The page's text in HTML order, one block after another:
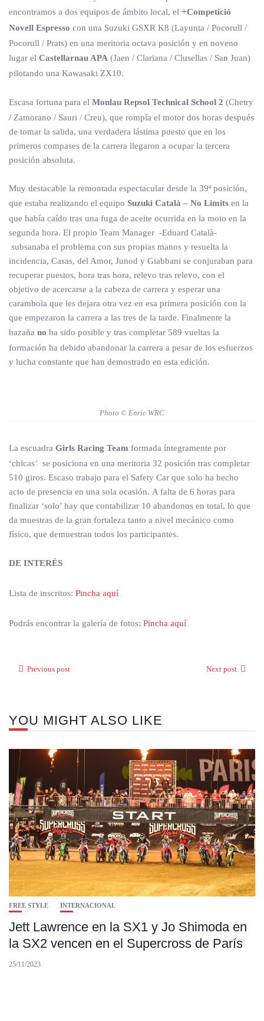
encontramos a dos equipos de ámbito local, el +Competició
Novell Espresso con una Suzuki GSXR K8 (Layunta / Pocorull /
Pocorull / Prats) en una meritoria octava posición y en noveno
lugar el Castellarnau APA (Jaen / Clariana / Clusellas / San Juan)
pilotando una Kawasaki ZX10.
Escasa fortuna para el Monlau Repsol Technical School 2 (Chetry
/ Zamorano / Sauri / Creu), que rompía el motor dos horas después
de tomar la salida, una verdadera lástima puesto que en los
primeros compases de la carrera llegaron a ocupar la tercera
posición absoluta.
Muy destacable la remontada espectacular desde la 39ª posición,
que estaba realizando el equipo Suzuki Català – No Limits en la
que había caído tras una fuga de aceite ocurrida en la moto en la
segunda hora. El propio Team Manager -Eduard Català-
subsanaba el problema con sus propias manos y resuelta la
incidencia, Casas, del Amor, Junod y Giabbani se conjuraban para
recuperar puestos, hora tras hora, relevo tras relevo, con el
objetivo de acercarse a la cabeza de carrera y esperar una
carambola que les dejara otra vez en esa primera posición con la
que empezaron la carrera a las tres de la tarde. Finalmente la
hazaña no ha sido posible y tras completar 589 vueltas la
formación ha debido abandonar la carrera a pesar de los esfuerzos
y lucha constante que han demostrado en esta edición.
Photo © Enric WRC
La escuadra Girls Racing Team formada íntegramente por
‘chicas’ se posiciona en una meritoria 32 posición tras completar
510 giros. Escaso trabajo para el Safety Car que solo ha hecho
acto de presencia en una sola ocasión. A falta de 6 horas para
finalizar ‘solo’ hay que contabilizar 10 abandonos en total, lo que
da muestras de la gran fortaleza tanto a nivel mecánico como
físico, que demuestran todos los participantes.
DE INTERÉS
Lista de inscritos: Pincha aquí
Podrás encontrar la galería de fotos: Pincha aquí
Previous post Next post
YOU MIGHT ALSO LIKE
FREE STYLE INTERNACIONAL
Jett Lawrence en la SX1 y Jo Shimoda en
la SX2 vencen en el Supercross de París
25/11/2023